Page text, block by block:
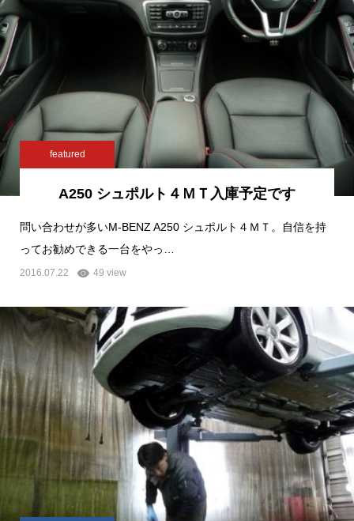
featured
A250 シュポルト４ＭＴ入庫予定です
問い合わせが多いM-BENZ A250 シュポルト４ＭＴ。自信を持
ってお勧めできる一台をやっ…
2016.07.22 49 view